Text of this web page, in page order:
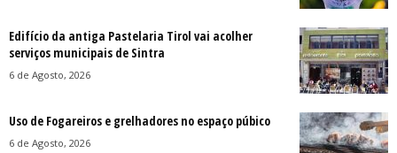
Edifício da antiga Pastelaria Tirol vai acolher
serviços municipais de Sintra
6 de Agosto, 2026
Uso de Fogareiros e grelhadores no espaço púbico
6 de Agosto, 2026